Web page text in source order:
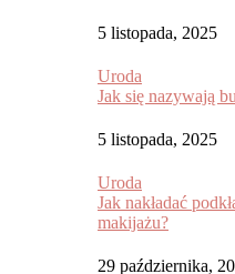
5 listopada, 2025
Uroda
Jak się nazywają
5 listopada, 2025
Uroda
Jak nakładać
makijażu?
29 października,